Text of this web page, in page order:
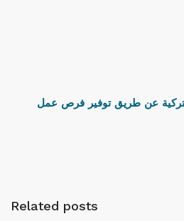
عن طريق توفير فرص عمل
Related posts